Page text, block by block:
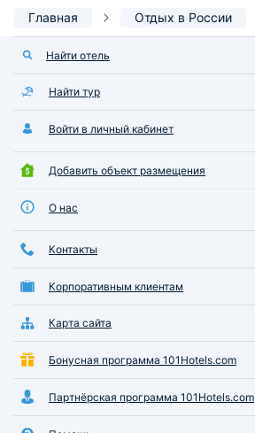
Главная Отдых в России
Найти отель
Найти тур
Войти в личный кабинет
Добавить объект размещения
О нас
Контакты
Корпоративным клиентам
Карта сайта
Бонусная программа 101Hotels.com
Партнёрская программа 101Hotels.com